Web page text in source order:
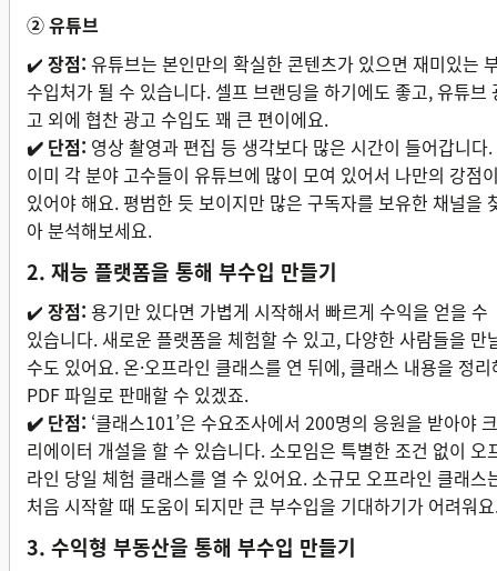
② 유튜브
✔️ 장점: 유튜브는 본인만의 확실한 콘텐츠가 있으면 재미있는
수입처가 될 수 있습니다. 셀프 브랜딩을 하기에도 좋고, 유튜브
고 외에 협찬 광고 수입도 꽤 큰 편이에요.
✔️ 단점: 영상 촬영과 편집 등 생각보다 많은 시간이 들어갑니다.
이미 각 분야 고수들이 유튜브에 많이 모여 있어서 나만의 강점
있어야 해요. 평범한 듯 보이지만 많은 구독자를 보유한 채널을
아 분석해보세요.
2. 재능 플랫폼을 통해 부수입 만들기
✔️ 장점: 용기만 있다면 가볍게 시작해서 빠르게 수익을 얻을 수
있습니다. 새로운 플랫폼을 체험할 수 있고, 다양한 사람들을 만
수도 있어요. 온·오프라인 클래스를 연 뒤에, 클래스 내용을 정리
PDF 파일로 판매할 수 있겠죠.
✔️ 단점: ‘클래스101’은 수요조사에서 200명의 응원을 받아야 크
리에이터 개설을 할 수 있습니다. 소모임은 특별한 조건 없이 오
라인 당일 체험 클래스를 열 수 있어요. 소규모 오프라인 클래스
처음 시작할 때 도움이 되지만 큰 부수입을 기대하기가 어려워
3. 수익형 부동산을 통해 부수입 만들기